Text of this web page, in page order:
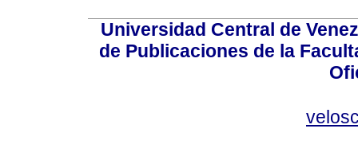
Universidad Central de
de Publicaciones de la